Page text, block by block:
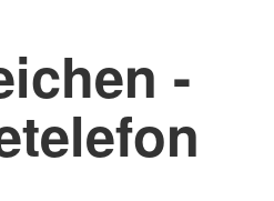
-